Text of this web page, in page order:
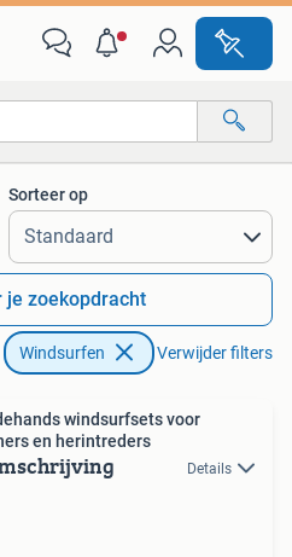
Sorteer op
je zoekopdracht
Windsurfen Verwijder filters
windsurfsets voor
en herintreders
Details